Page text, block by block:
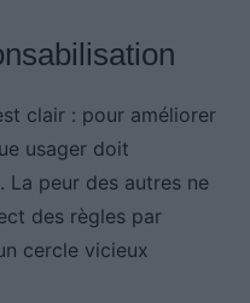
clair : pour améliorer
usager doit
La peur des autres ne
des règles par
cercle vicieux